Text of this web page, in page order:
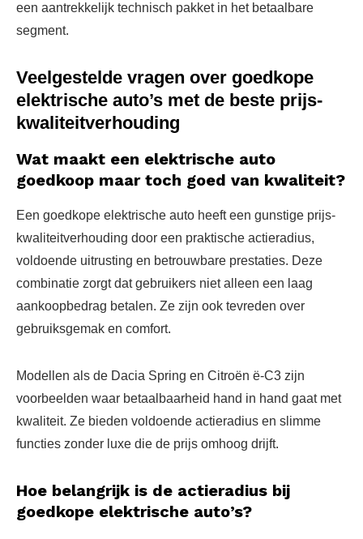
een aantrekkelijk technisch pakket in het betaalbare
segment.
Veelgestelde vragen over goedkope
elektrische auto’s met de beste prijs-
kwaliteitverhouding
Wat maakt een elektrische auto
goedkoop maar toch goed van kwaliteit?
Een goedkope elektrische auto heeft een gunstige prijs-
kwaliteitverhouding door een praktische actieradius,
voldoende uitrusting en betrouwbare prestaties. Deze
combinatie zorgt dat gebruikers niet alleen een laag
aankoopbedrag betalen. Ze zijn ook tevreden over
gebruiksgemak en comfort.
Modellen als de Dacia Spring en Citroën ë-C3 zijn
voorbeelden waar betaalbaarheid hand in hand gaat met
kwaliteit. Ze bieden voldoende actieradius en slimme
functies zonder luxe die de prijs omhoog drijft.
Hoe belangrijk is de actieradius bij
goedkope elektrische auto’s?